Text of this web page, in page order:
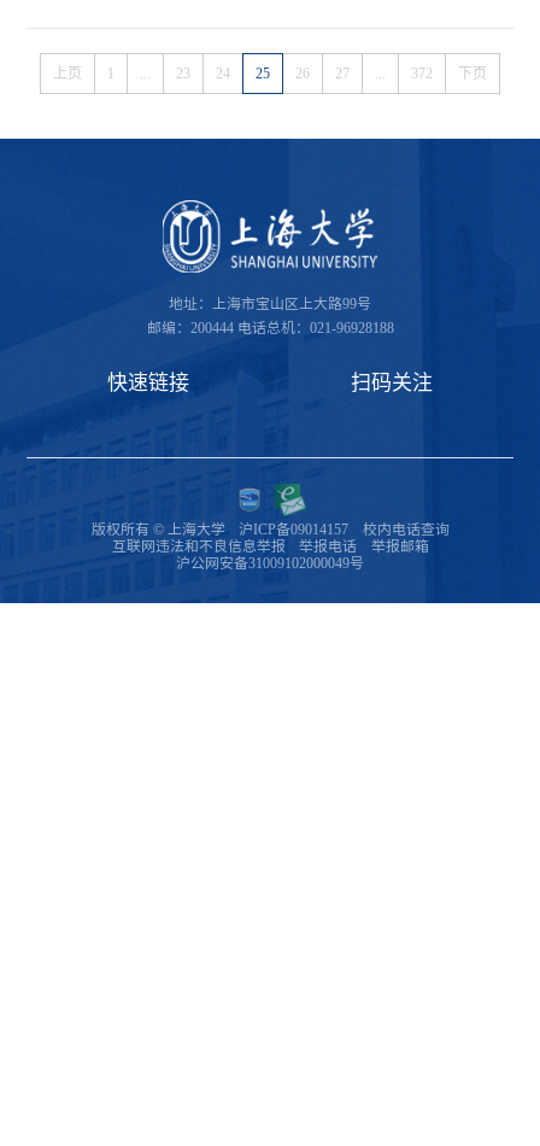
上页 1 23 24 25 26 27 372 下页
地址：上海市宝山区上大路99号
邮编：200444 电话总机：021-96928188
快速链接 扫码关注
版权所有 © 上海大学 沪ICP备09014157
校内电话查询
互联网违法和不良信息举报
举报电话
举报邮箱
沪公网安备31009102000049号